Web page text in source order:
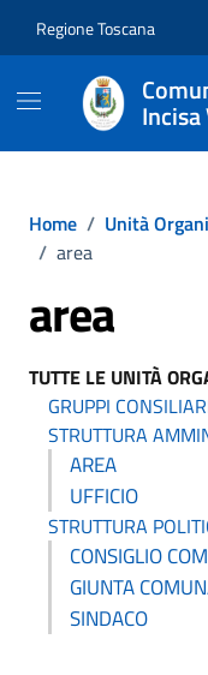
Regione Toscana
Home / Unità
/ area
area
TUTTE LE UNITÀ
GRUPPI
STRUTTURA
AREA
UFFICIO
STRUTTURA
CONSIGLIO
GIUNTA
SINDACO